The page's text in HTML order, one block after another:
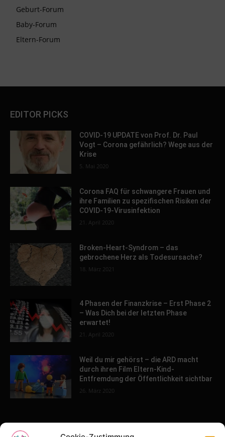
Geburt-Forum
Baby-Forum
Eltern-Forum
EDITOR PICKS
COVID-19 UPDATE von Prof. Dr. Paul
Vogt – Corona gefährlich? Wege aus der
Krise
5. Mai 2020
Corona FAQ für schwangere Frauen und
ihre Familien zu spezifischen Risiken der
COVID-19-Virusinfektion
21. April 2020
Broken-Heart-Syndrom – das
gebrochene Herz als Todesursache?
18. März 2021
4 Phasen der Finanzkrise – Erst Phase 2
– Was Dich bei der letzten Phase
erwartet!
21. April 2020
Weil du mir gehörst – die ARD macht
durch ihren Film Eltern-Kind-
Entfremdung der Öffentlichkeit sichtbar
26. März 2020
POPULAR POSTS